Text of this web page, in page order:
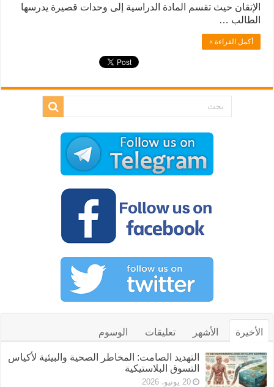
الإتقان حيث تقسم المادة الدراسية إلى وحدات قصيرة يدرسها
الطالب …
أكمل القراءة »
الأخيرة الأشهر تعليقات الوسوم
التهديد الصامت: المخاطر الصحية والبيئية لأكياس
التسوق البلاستيكية
20 يونيو، 2026